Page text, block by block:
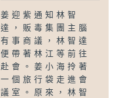
姜迎紫通知林智
達，販毒集團主腦
有事商議，林智達
便帶著林江等前往
赴會。姜小海拎著
一個旅行袋走進會
議室。原來，林智